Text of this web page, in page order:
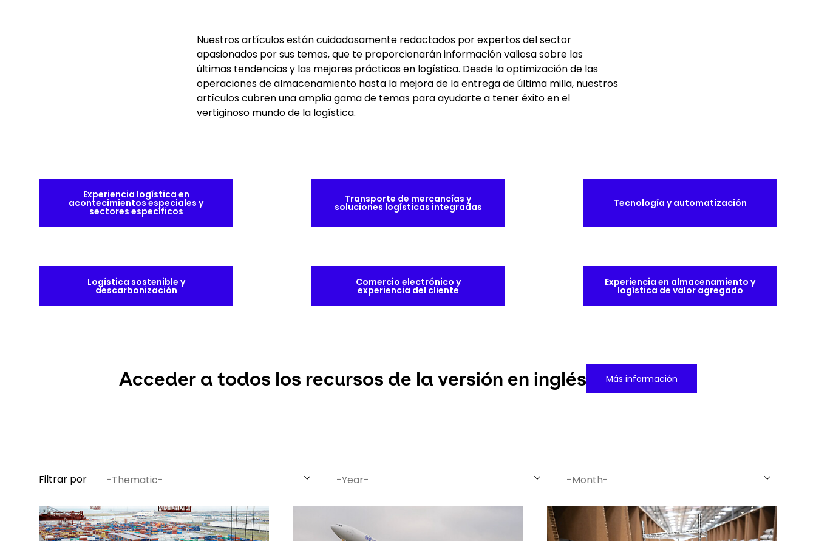
Nuestros artículos están cuidadosamente redactados por expertos del sector
apasionados por sus temas, que te proporcionarán información valiosa sobre las
últimas tendencias y las mejores prácticas en logística. Desde la optimización de las
operaciones de almacenamiento hasta la mejora de la entrega de última milla, nuestros
artículos cubren una amplia gama de temas para ayudarte a tener éxito en el
vertiginoso mundo de la logística.
Experiencia logística en
acontecimientos especiales y
sectores específicos
Transporte de mercancías y
soluciones logísticas integradas Tecnología y automatización
Logística sostenible y
descarbonización
Comercio electrónico y
experiencia del cliente
Experiencia en almacenamiento y
logística de valor agregado
Acceder a todos los recursos de la versión en inglés Más información
Filtrar por del
artículo
year month